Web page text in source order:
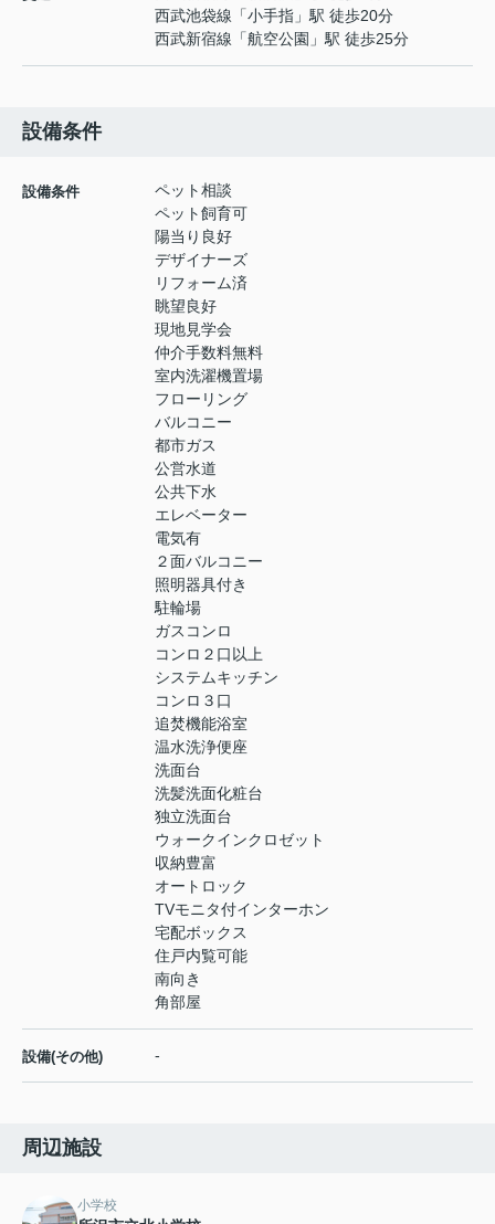
西武池袋線 「小手指 」駅 徒歩20分
西武新宿線 「航空公園 」駅 徒歩25分
設備条件
設備条件
ペット相談
ペット飼育可
陽当り良好
デザイナーズ
リフォーム済
眺望良好
現地見学会
仲介手数料無料
室内洗濯機置場
フローリング
バルコニー
都市ガス
公営水道
公共下水
エレベーター
電気有
２面バルコニー
照明器具付き
駐輪場
ガスコンロ
コンロ２口以上
システムキッチン
コンロ３口
追焚機能浴室
温水洗浄便座
洗面台
洗髪洗面化粧台
独立洗面台
ウォークインクロゼット
収納豊富
オートロック
TVモニタ付インターホン
宅配ボックス
住戸内覧可能
南向き
角部屋
設備(その他) -
周辺施設
小学校